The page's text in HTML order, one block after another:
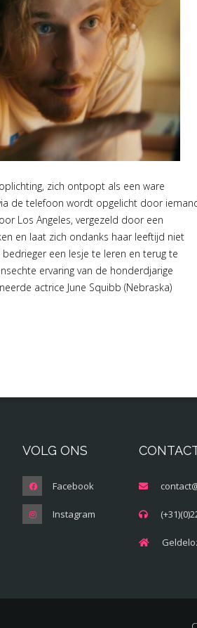
zich ontpopt als een ware
de telefoon wordt opgelicht door
Los Angeles, vergezeld door een
en laat zich ondanks haar leeftijd niet
een lesje te leren en terug te
ervaring van de honderdjarige
actrice June Squibb (Nebraska)
VOLG ONS
Facebook
Instagram